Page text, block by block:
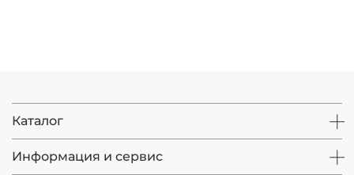
Каталог
Информация и сервис